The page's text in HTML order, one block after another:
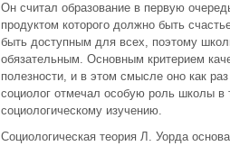
Он считал образование в первую
продуктом которого должно быть
быть доступным для всех, поэтому
обязательным. Основным критерием
полезности, и в этом смысле оно как
социолог отмечал особую роль школы
социологическому изучению.
Социологическая теория Л. Уорда